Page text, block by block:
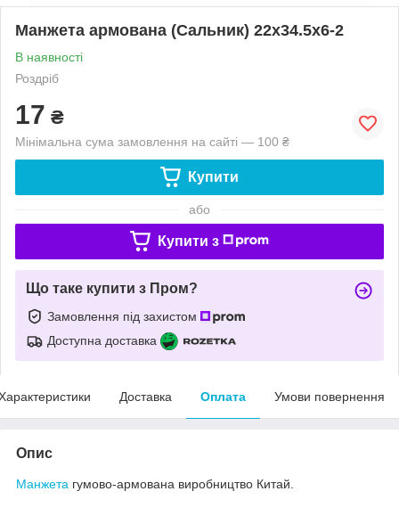
Манжета армована (Сальник) 22х34.5х6-2
В наявності
Роздріб
17 ₴
Мінімальна сума замовлення на сайті — 100 ₴
Купити
або
Купити з
Що таке купити з Пром?
Замовлення під захистом
Доступна доставка
Доставка Оплата Умови повернення
Опис
Манжета гумово-армована виробництво Китай.